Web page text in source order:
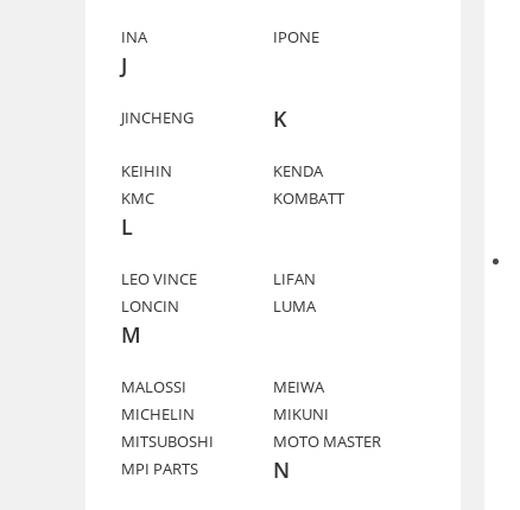
INA IPONE
J
JINCHENG K
KEIHIN
KENDA
KMC
KOMBATT
L
LEO VINCE
LIFAN
LONCIN
LUMA
M
MALOSSI
MEIWA
MICHELIN
MIKUNI
MITSUBOSHI
MOTO MASTER
MPI PARTS
N